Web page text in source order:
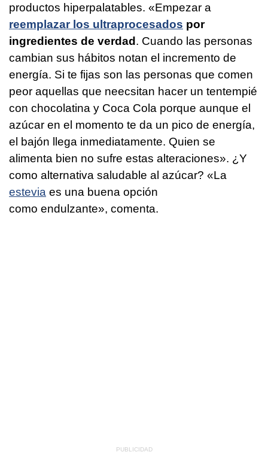
productos hiperpalatables. «Empezar a
reemplazar los ultraprocesados por
ingredientes de verdad. Cuando las personas
cambian sus hábitos notan el incremento de
energía. Si te fijas son las personas que comen
peor aquellas que neecsitan hacer un tentempié
con chocolatina y Coca Cola porque aunque el
azúcar en el momento te da un pico de energía,
el bajón llega inmediatamente. Quien se
alimenta bien no sufre estas alteraciones». ¿Y
como alternativa saludable al azúcar? «La
estevia es una buena opción
como endulzante», comenta.